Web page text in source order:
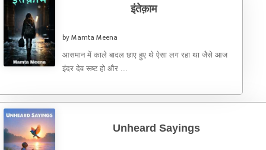
इंतेक़ाम
by Mamta Meena
आसमान में काले बादल छाए हुए थे ऐसा लग रहा था जैसे आज
इंदर देव रूष्ट हो और ...
Unheard Sayings